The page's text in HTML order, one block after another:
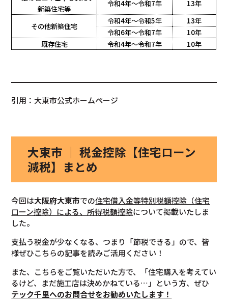
新築住宅等
令和4年～令和7年 13年
その他新築住宅
令和4年～令和5年
13年
令和6年～令和7年
10年
既存住宅
令和4年～令和7年 10年
引用：大東市公式ホームページ
大東市 ｜ 税金控除【住宅ローン
減税】まとめ
今回は大阪府大東市での住宅借入金等特別税額控除（住宅
ローン控除）による、所得税額控除について掲載いたしま
した。
支払う税金が少なくなる、つまり「節税できる」ので、皆
様ぜひこちらの記事を読みご活用ください！
また、こちらをご覧いただいた方で、「住宅購入を考えてい
るけど、まだ施工店は決めかねている…」という方、ぜひ
テック千里へのお問合せをお勧めいたします！